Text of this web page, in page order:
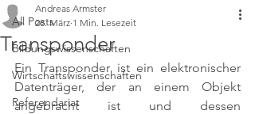
All Posts
Bildungswissenschaften
Wirtschaftswissenschaften
Referendariat
Transponder
Andreas Armster
28. März 1 Min. Lesezeit
Ein Transponder ist ein elektronischer
Datenträger, der an einem Objekt
angebracht ist und dessen